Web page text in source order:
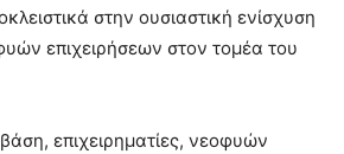
στην ουσιαστική ενίσχυση
επιχειρήσεων στον τομέα του
επιχειρηματίες, νεοφυών